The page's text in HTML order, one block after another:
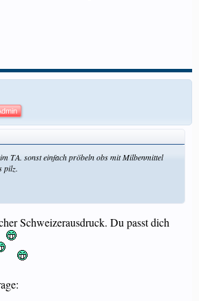
TA. sonst einfach pröbeln obs mit Milbenmittel
pilz.
Schweizerausdruck. Du passt dich